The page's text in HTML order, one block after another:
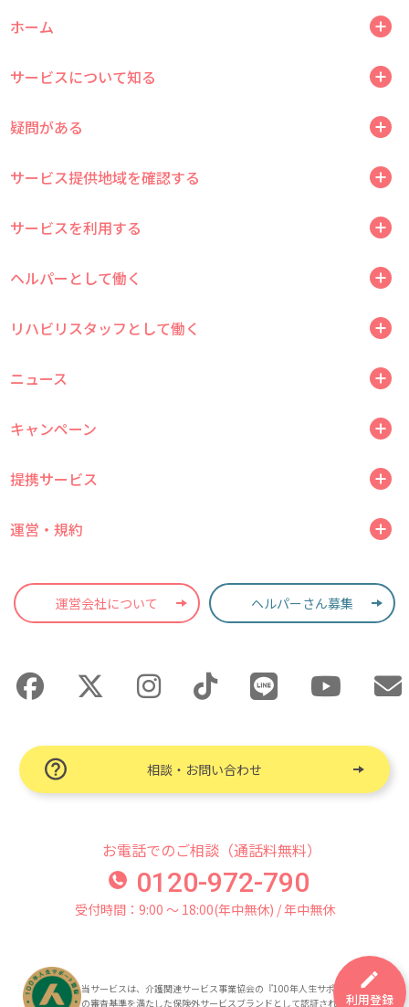
ホーム
サービスについて知る
疑問がある
サービス提供地域を確認する
サービスを利用する
ヘルパーとして働く
リハビリスタッフとして働く
ニュース
キャンペーン
提携サービス
運営・規約
運営会社について ヘルパーさん募集
相談・お問い合わせ
お電話でのご相談（通話料無料）
0120-972-790
受付時間：9:00 〜 18:00(年中無休) / 年中無休
当サービスは、介護関連サービス事業協会の『100年人生サポート認証』
の審査基準を満たした保険外サービスブランドとして認証されています。
利用登録